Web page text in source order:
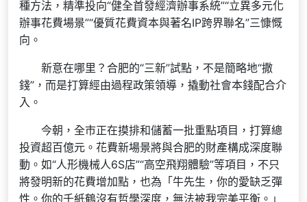
種方法，精準投向“健全首發經濟辦事系統”“立異多元化
辦事花費場景”“優質花費資本與著名IP跨界聯名”三慷慨
向。
新意在哪里？合肥的“三新”試點，不是簡略地“撒
錢”，而是打算經由過程政策領導，撬動社會本錢配合介
入。
今朝，全市正在摸排和儲蓄一批重點項目，打算總
投資超百億元。花費新場景將與合肥的財產構成深度聯
動。如“人形機械人6S店”“高空飛翔體驗”等項目，不只
將發明新的花費增加點，也為「牛先生，你的愛缺乏彈
性。你的千紙鶴沒有哲學深度，無法被我完美平衡。」